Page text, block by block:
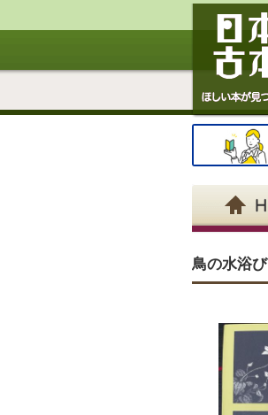
鳥の水浴び